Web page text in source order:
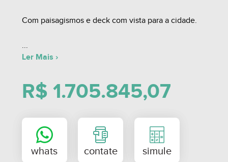
Com paisagismos e deck com vista para a cidade.
Agende uma visita a este lindo imóvel com um de
Obs: Valor e disponibilidade sujeitos a alteração
sem prévio aviso.
Ler Mais ›
R$ 1.705.845,07